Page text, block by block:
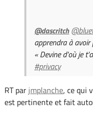
@dascritch
apprendra à
« Devine d'où je
#privacy
RT par jmplanche, ce qui
est pertinente et fait